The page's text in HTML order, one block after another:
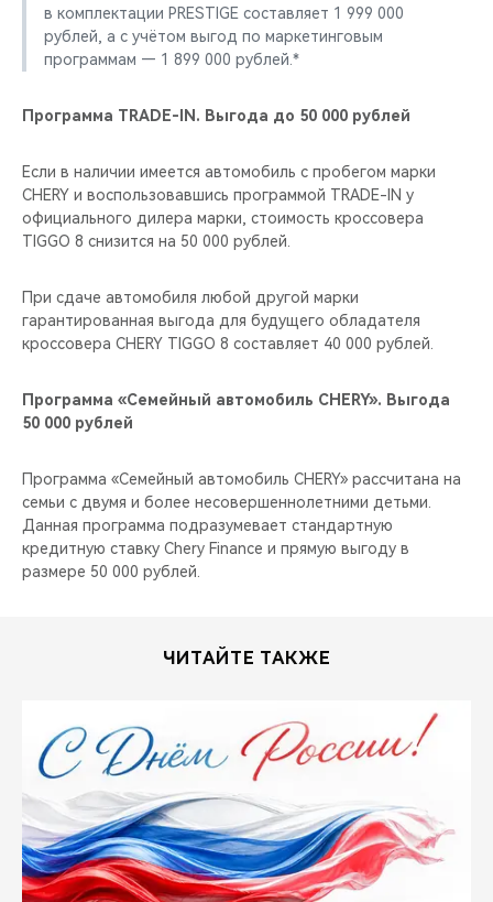
в комплектации PRESTIGE составляет 1 999 000
рублей, а с учётом выгод по маркетинговым
программам — 1 899 000 рублей.*
Программа TRADE-IN. Выгода до 50 000 рублей
Если в наличии имеется автомобиль с пробегом марки
CHERY и воспользовавшись программой TRADE-IN у
официального дилера марки, стоимость кроссовера
TIGGO 8 снизится на 50 000 рублей.
При сдаче автомобиля любой другой марки
гарантированная выгода для будущего обладателя
кроссовера CHERY TIGGO 8 составляет 40 000 рублей.
Программа «Семейный автомобиль CHERY». Выгода
50 000 рублей
Программа «Семейный автомобиль CHERY» рассчитана на
семьи с двумя и более несовершеннолетними детьми.
Данная программа подразумевает стандартную
кредитную ставку Chery Finance и прямую выгоду в
размере 50 000 рублей.
ЧИТАЙТЕ ТАКЖЕ